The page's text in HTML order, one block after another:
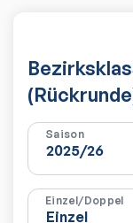
Saison
Einzel/Doppel